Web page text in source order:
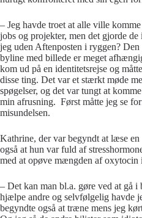
– Jeg havde troet at alle ville
jobs og projekter, men det gjorde
jeg uden Aftenposten i ryggen?
byline med billede er meget
kom ud på en identitetsrejse og
disse ting. Det var et stærkt møde
spøgelser, og det var tungt at
min afrusning. Først måtte jeg se
misundelsen.
Kathrine, der var begyndt at læse
også at hun var fuld af
med at opøve mængden af oxytocin
– Det kan man bl.a. gøre ved at gå i
hjælpe andre og selvfølgelig havde
begyndte også at træne mens jeg